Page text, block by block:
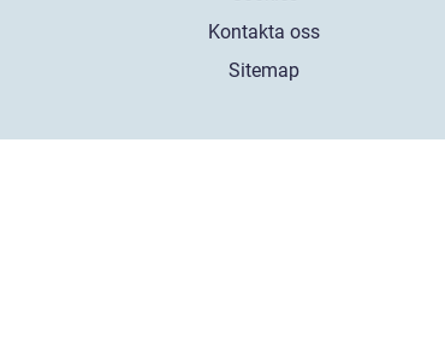
Kontakta oss
Sitemap